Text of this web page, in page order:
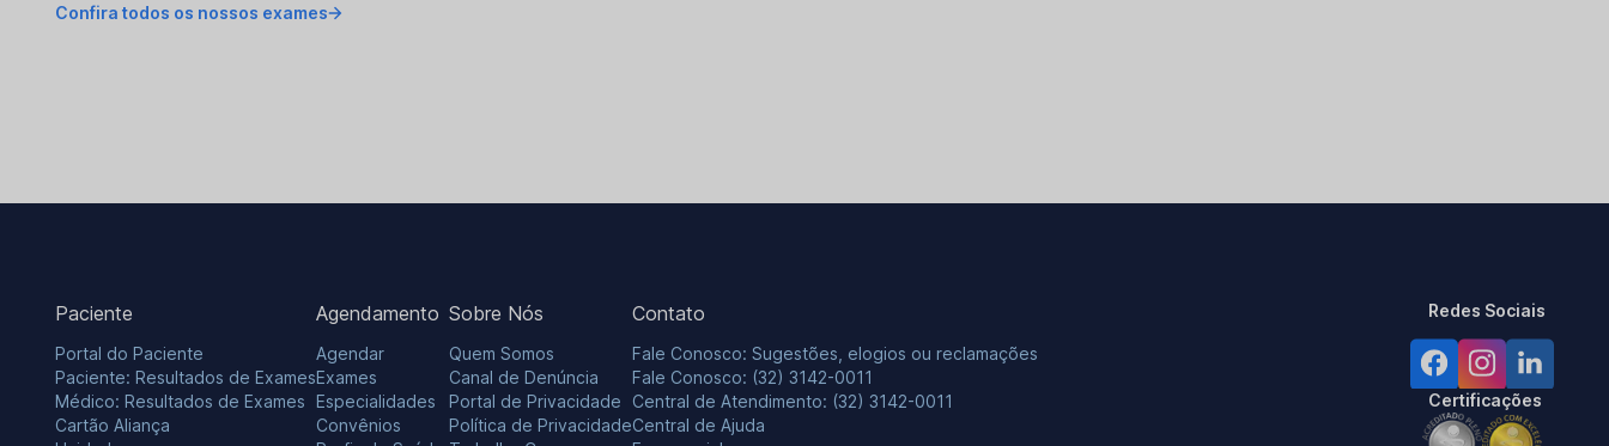
Confira todos os nossos exames
Paciente
Portal do Paciente
Paciente: Resultados de Exames
Médico: Resultados de Exames
Cartão Aliança
Agendamento
Agendar
Exames
Especialidades
Convênios
Sobre Nós
Quem Somos
Canal de Denúncia
Portal de Privacidade
Política de Privacidade
Contato
Fale Conosco: Sugestões, elogios ou reclamações
Fale Conosco: (32) 3142-0011
Central de Atendimento: (32) 3142-0011
Central de Ajuda
Redes Sociais
Certificações